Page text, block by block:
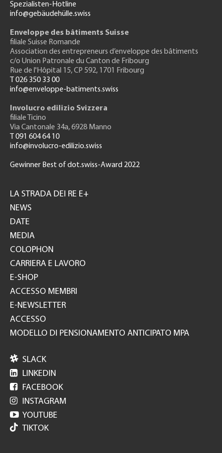
Spezialisten-Hotline
info@gebäudehülle.swiss
Enveloppe des bâtiments Suisse
filiale Suisse Romande
Association des entrepreneurs d’enveloppe des bâtiments
c/o Union Patronale du Canton de Fribourg
Rue de l'Hôpital 15, CP 592, 1701 Fribourg
T 026 350 33 00
info@enveloppe-batiments.swiss
Involucro edilizio Svizzera
filiale Ticino
Via Cantonale 34a, 6928 Manno
T 091 604 64 10
info@involucro-edilizio.swiss
Gewinner Best of dot.swiss-Award 2022
GH
LA STRADA DEI RE E+
NEWS
DATE
MEDIA
COLOPHON
CARRIERA E LAVORO
E-SHOP
ACCESSO MEMBRI
E-NEWSLETTER
ACCESSO
MODELLO DI PENSIONAMENTO ANTICIPATO MPA
 SLACK
 LINKEDIN
 FACEBOOK
 INSTAGRAM
 YOUTUBE
TIKTOK